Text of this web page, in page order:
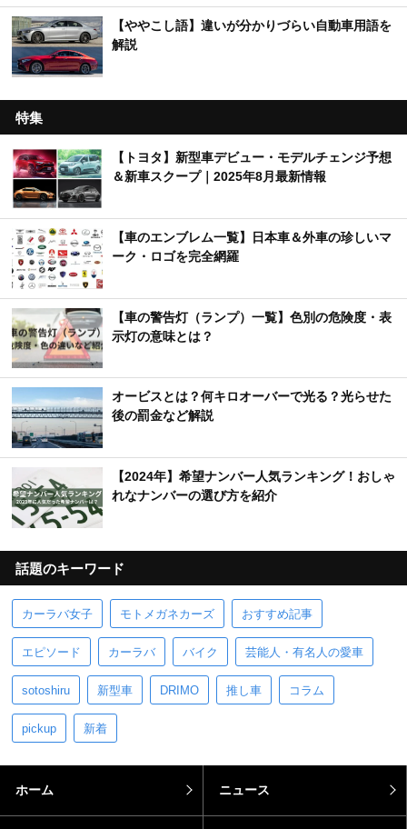
【ややこし語】違いが分かりづらい自動車用語を
解説
特集
【トヨタ】新型車デビュー・モデルチェンジ予想
＆新車スクープ｜2025年8月最新情報
【車のエンブレム一覧】日本車＆外車の珍しいマ
ーク・ロゴを完全網羅
【車の警告灯（ランプ）一覧】色別の危険度・表
示灯の意味とは？
オービスとは？何キロオーバーで光る？光らせた
後の罰金など解説
【2024年】希望ナンバー人気ランキング！おしゃ
れなナンバーの選び方を紹介
話題のキーワード
カーラバ女子 モトメガネカーズ おすすめ記事
エピソード カーラバ バイク 芸能人・有名人の愛車
sotoshiru 新型車 DRIMO 推し車 コラム
pickup 新着
ホーム ニュース